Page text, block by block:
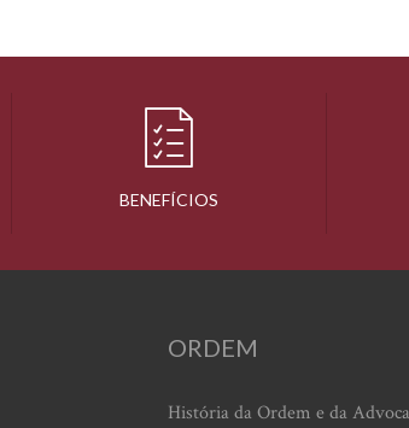
BENEFÍCIOS
ORDEM
História da Ordem e da